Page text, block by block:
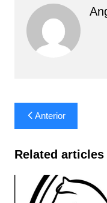
Navegación
de
entradas
Anterior
Related articles